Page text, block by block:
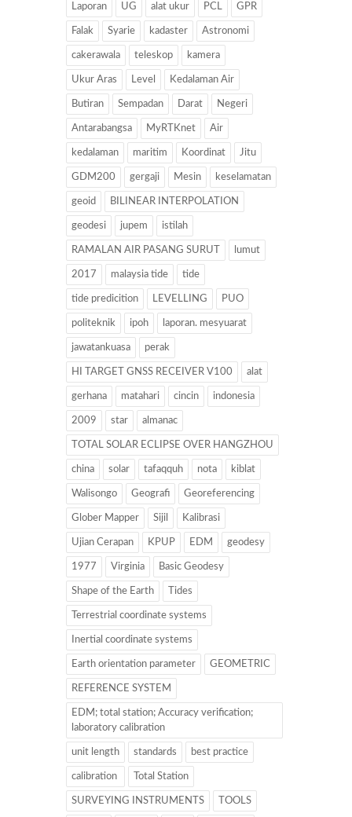
Laporan UG alat ukur PCL GPR
Falak Syarie kadaster Astronomi
cakerawala teleskop kamera
Ukur Aras Level Kedalaman Air
Butiran Sempadan Darat Negeri
Antarabangsa MyRTKnet Air
kedalaman maritim Koordinat Jitu
GDM200 gergaji Mesin keselamatan
geoid BILINEAR INTERPOLATION
geodesi jupem istilah
RAMALAN AIR PASANG SURUT lumut
2017 malaysia tide tide
tide predicition LEVELLING PUO
politeknik ipoh laporan. mesyuarat
jawatankuasa perak
HI TARGET GNSS RECEIVER V100 alat
gerhana matahari cincin indonesia
2009 star almanac
TOTAL SOLAR ECLIPSE OVER HANGZHOU
china solar tafaqquh nota kiblat
Walisongo Geografi Georeferencing
Glober Mapper Sijil Kalibrasi
Ujian Cerapan KPUP EDM geodesy
1977 Virginia Basic Geodesy
Shape of the Earth Tides
Terrestrial coordinate systems
Inertial coordinate systems
Earth orientation parameter GEOMETRIC
REFERENCE SYSTEM
EDM; total station; Accuracy verification;
laboratory calibration
unit length standards best practice
calibration Total Station
SURVEYING INSTRUMENTS TOOLS